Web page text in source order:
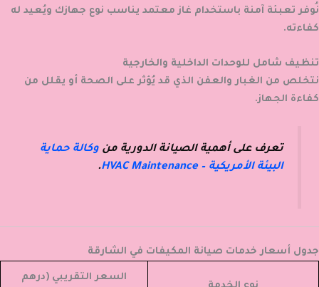
نُوفر تعبئة آمنة باستخدام غاز معتمد يناسب نوع جهازك ويُعيد له
كفاءته.
تنظيف شامل للوحدات الداخلية والخارجية
نتخلص من الغبار والعفن الذي قد يُؤثر على الصحة أو يقلل من
كفاءة الجهاز.
تعرف على أهمية الصيانة الدورية من وكالة حماية
البيئة الأمريكية – HVAC Maintenance
.
جدول أسعار خدمات صيانة المكيفات في الشارقة
السعر التقريبي (درهم